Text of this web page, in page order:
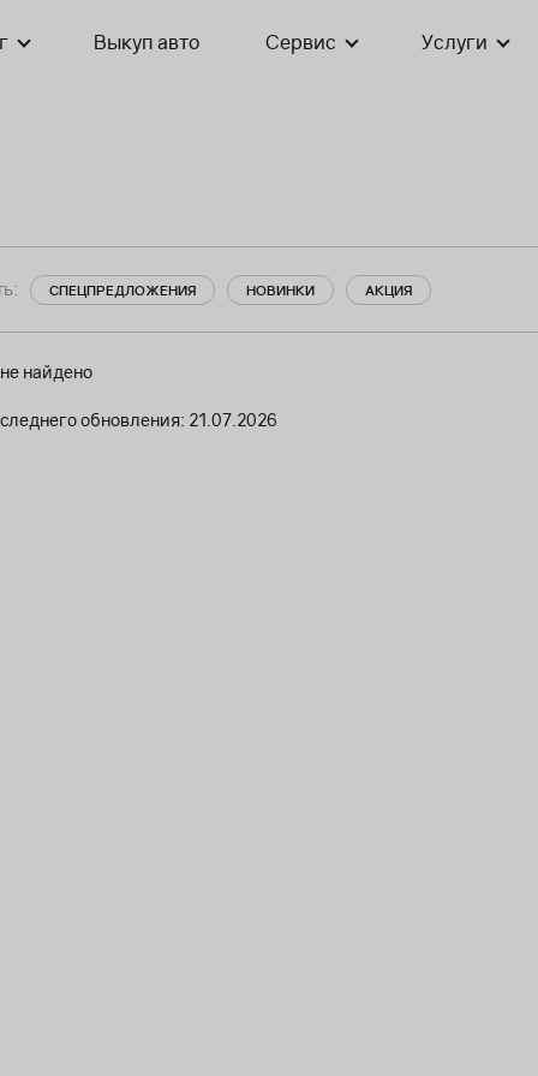
Выкуп авто Сервис Услуги
СПЕЦПРЕДЛОЖЕНИЯ НОВИНКИ АКЦИЯ
найдено
обновления: 21.07.2026